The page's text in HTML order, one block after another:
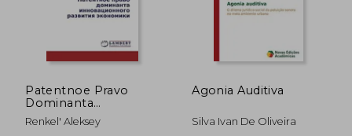
Patentnoe Pravo
Dominanta
Innovatsionnogo
Razvitiya Ekonomiki
Renkel' Aleksey
Agonia Auditiva
Silva Ivan De Oliveira